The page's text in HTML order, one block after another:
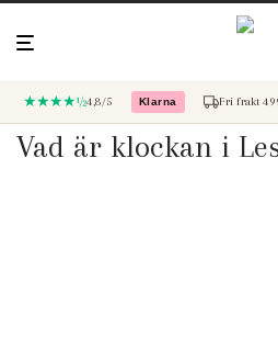
★★★★½4,8/5 Klarna
– betala med KlarnaFri frakt
Vad är klockan i